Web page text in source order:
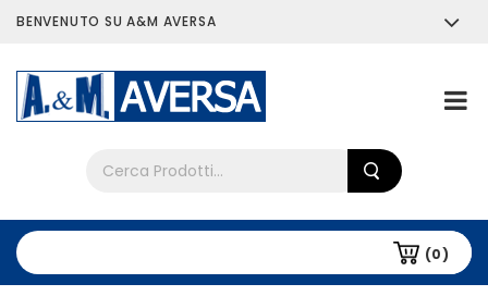
BENVENUTO SU A&M AVERSA
(0)